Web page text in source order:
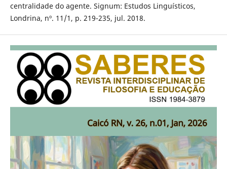
centralidade do agente. Signum: Estudos Linguísticos,
Londrina, nº. 11/1, p. 219-235, jul. 2018.